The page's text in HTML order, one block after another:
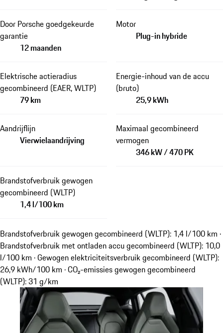
Door Porsche goedgekeurde
garantie
12 maanden
Motor
Plug-in hybride
Elektrische actieradius
gecombineerd (EAER, WLTP)
79 km
Energie-inhoud van de accu
(bruto)
25,9 kWh
Aandrijflijn
Vierwielaandrijving
Maximaal gecombineerd
vermogen
346 kW / 470 PK
Brandstofverbruik gewogen
gecombineerd (WLTP)
1,4 l/100 km
Brandstofverbruik gewogen gecombineerd (WLTP): 1,4 l/100 km ·
Brandstofverbruik met ontladen accu gecombineerd (WLTP): 10,0
l/100 km · Gewogen elektriciteitsverbruik gecombineerd (WLTP):
26,9 kWh/100 km · CO₂-emissies gewogen gecombineerd
(WLTP): 31 g/km